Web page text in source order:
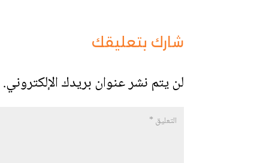
شارك بتعليقك
لن يتم نشر عنوان بريدك الإلكتروني.